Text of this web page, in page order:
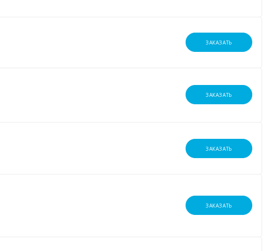
ЗАКАЗАТЬ
ЗАКАЗАТЬ
ЗАКАЗАТЬ
ЗАКАЗАТЬ